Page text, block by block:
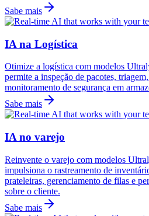
Sabe mais
IA na Logística
Otimize a logística com modelos
permite a inspeção de pacotes,
monitoramento de segurança em
Sabe mais
IA no varejo
Reinvente o varejo com modelos
impulsiona o rastreamento de
prateleiras, gerenciamento de filas e
sobre o cliente.
Sabe mais